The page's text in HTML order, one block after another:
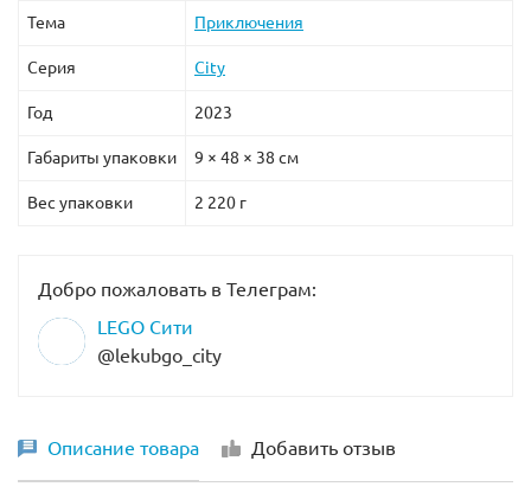
Тема Приключения
Серия City
Год 2023
Габариты упаковки 9 × 48 × 38 см
Вес упаковки 2 220 г
Добро пожаловать в Телеграм:
LEGO Сити
@lekubgo_city
Описание товара Добавить отзыв